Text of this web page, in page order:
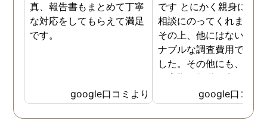
真、報告書もまとめて丁寧
な対応をしてもらえて満足
です。
google口コミより
です とにかく親身にな
相談にのってくれました
その上、他にはないリー
ナブルな調査費用で済み
した。その他にも、相談
ら実際に行動に出て頂い
のが、スゴく早く問題を
決していただき、大変助
りました。 次回も是非
google口コミ